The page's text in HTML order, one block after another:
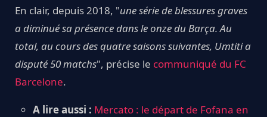
En clair, depuis 2018, "une série de blessures graves
a diminué sa présence dans le onze du Barça. Au
total, au cours des quatre saisons suivantes, Umtiti a
disputé 50 matchs", précise le communiqué du FC
Barcelone.
A lire aussi : Mercato : le départ de Fofana en